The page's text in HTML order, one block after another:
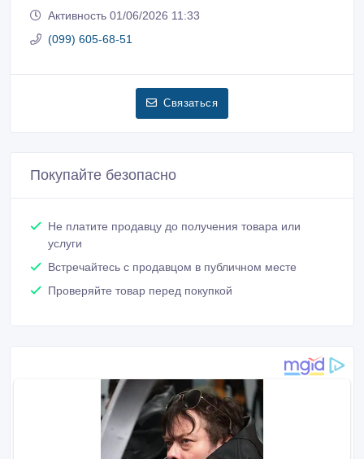
Активность 01/06/2026 11:33
(099) 605-68-51
Связаться
Покупайте безопасно
Не платите продавцу до получения товара или
услуги
Встречайтесь с продавцом в публичном месте
Проверяйте товар перед покупкой